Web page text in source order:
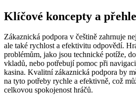
Klíčové koncepty a
Zákaznická podpora v češtině zahrnuje
ale také rychlost a efektivitu odpovědí.
problémům, jako jsou technické potíže,
vkladů, nebo potřebují pomoc při
kasina. Kvalitní zákaznická podpora by
na tyto potřeby rychle a efektivně, což
celkovou spokojenost hráčů.